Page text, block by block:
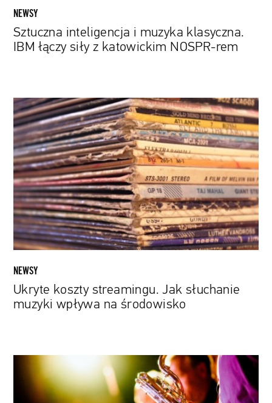
rem
NEWSY
Sztuczna inteligencja i muzyka klasyczna.
IBM łączy siły z katowickim NOSPR-rem
Ukryte
koszty
streamingu.
Jak
słuchanie
muzyki
wpływa
na
środowisko
NEWSY
Ukryte koszty streamingu. Jak słuchanie
muzyki wpływa na środowisko
językach.